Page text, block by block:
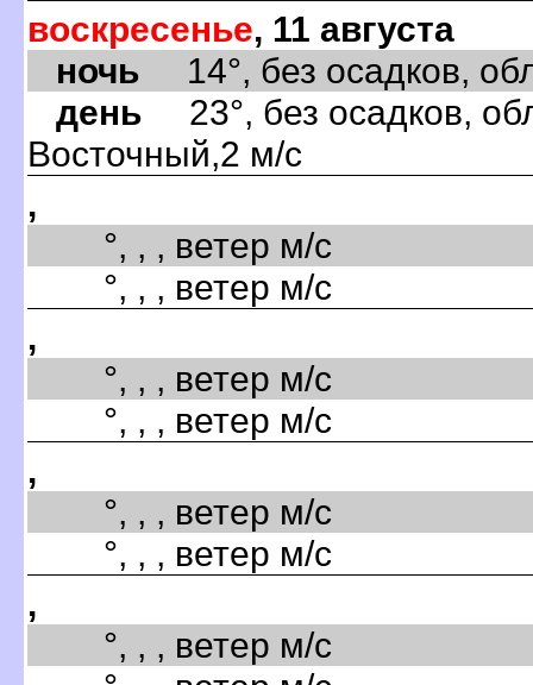
воскресенье, 11 августа
ночь 14°, без осадков,
день 23°, без осадков,
Восточный,2 м/с
,
°, , , ветер м/с
°, , , ветер м/с
,
°, , , ветер м/с
°, , , ветер м/с
,
°, , , ветер м/с
°, , , ветер м/с
,
°, , , ветер м/с